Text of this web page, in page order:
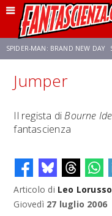
SPIDER-MAN: BRAND NEW DAY
FRANCO RICCIARDIELLO
NETFLIX SADIE SINK
Jumper
Il regista diBourne
fantascienza
Articolo di Leo Lorusso
Giovedì 27 luglio 2006